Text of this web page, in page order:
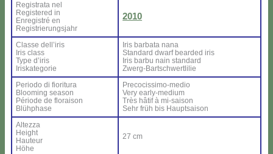
Re­gi­stra­ta nel
Re­gi­ste­red in
En­re­gi­stré en
Re­gi­strie­rung­sjahr
2010
Clas­se del­l’i­ris
Iris class
Ty­pe d’i­ris
Iri­ska­te­go­rie
Iris bar­ba­ta na­na
Stan­dard dwarf bear­ded iris
Iris bar­bu nain stan­dard
Zwerg-Bar­ts­ch­wer­tli­lie
Pe­rio­do di fio­ri­tu­ra
Bloo­ming sea­son
Pé­rio­de de flo­rai­son
Blü­h­pha­se
Pre­co­cis­si­mo-me­dio
Ve­ry ear­ly-me­dium
Très hâ­tif à mi-sai­son
Sehr früh bis Haup­tsai­son
Al­tez­za
Height
Hau­teur
Hö­he
27 cm